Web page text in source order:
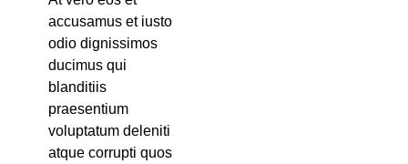
accusamus et iusto
odio dignissimos
ducimus qui
blanditiis
praesentium
voluptatum deleniti
atque corrupti quos